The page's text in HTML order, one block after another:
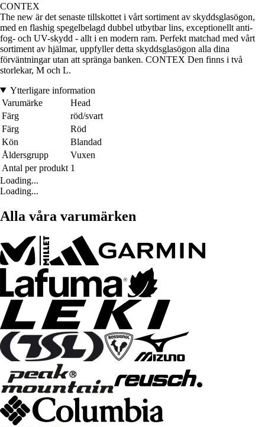
CONTEX
The new är det senaste tillskottet i vårt sortiment av skyddsglasögon,
med en flashig spegelbelagd dubbel utbytbar lins, exceptionellt anti-
fog- och UV-skydd - allt i en modern ram. Perfekt matchad med vårt
sortiment av hjälmar, uppfyller detta skyddsglasögon alla dina
förväntningar utan att spränga banken. CONTEX Den finns i två
storlekar, M och L.
Ytterligare information
Varumärke
Head
Färg
röd/svart
Färg
Röd
Kön
Blandad
Åldersgrupp
Vuxen
Antal per produkt 1
Loading...
Loading...
Alla våra varumärken